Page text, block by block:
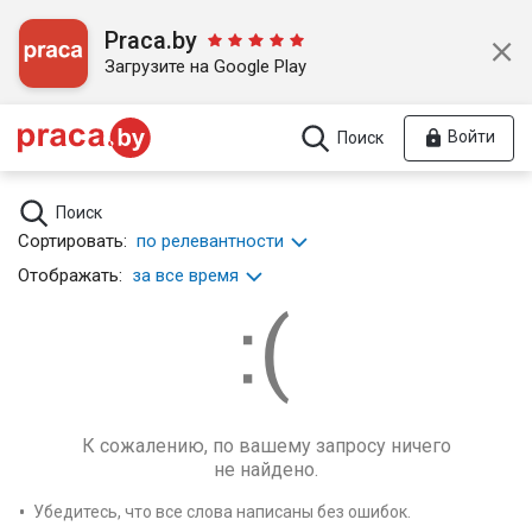
Praca.by
Загрузите на Google Play
Поиск Войти
Поиск
Сортировать: по релевантности
Отображать: за все время
К сожалению, по вашему запросу ничего
не найдено.
Убедитесь, что все слова написаны без ошибок.